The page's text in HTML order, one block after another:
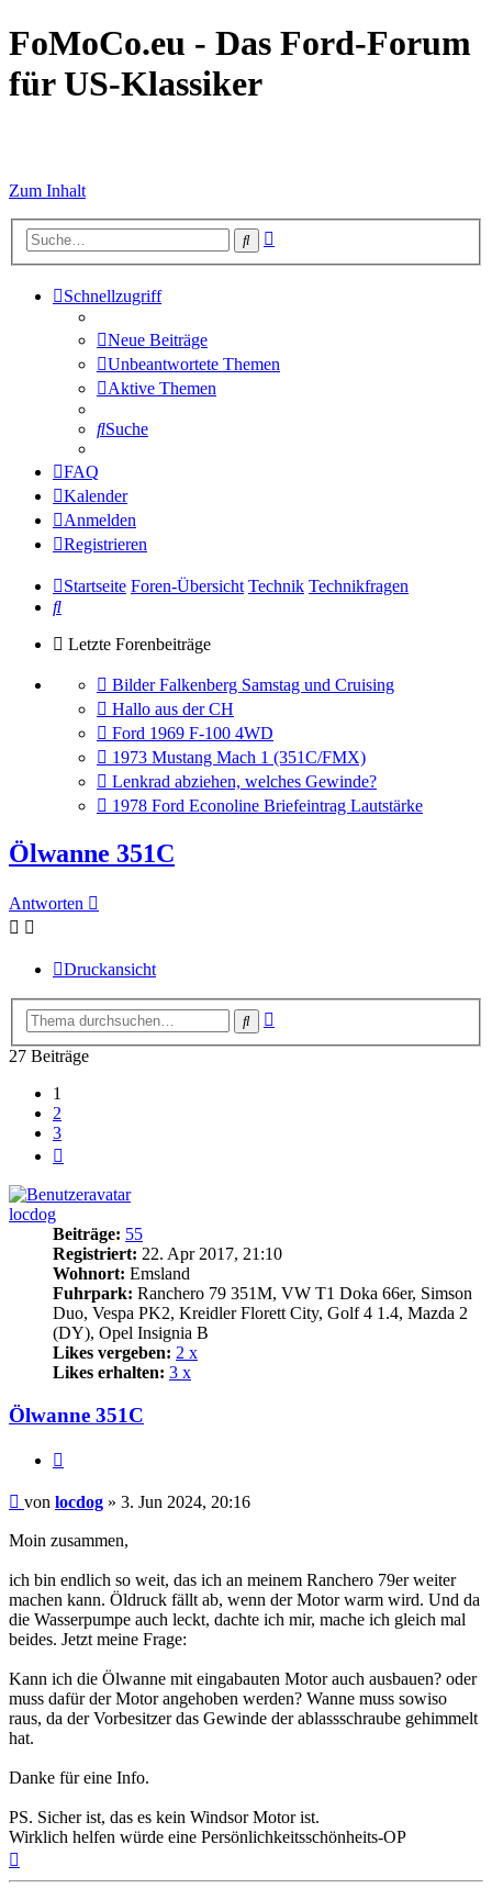
FoMoCo.eu - Das Ford-Forum
für US-Klassiker
Zum Inhalt
Suche
Schnellzugriff
Neue Beiträge
Unbeantwortete Themen
Aktive Themen
Suche
FAQ
Kalender
Anmelden
Registrieren
Startseite Foren-Übersicht Technik Technikfragen
Suche
Letzte Forenbeiträge
Gehe
zum
letzten
Beitrag
Bilder Falkenberg Samstag und Cruising
Gehe
zum
letzten
Beitrag
Hallo aus der CH
Gehe
zum
letzten
Beitrag
Ford 1969 F-100 4WD
Gehe
zum
letzten
Beitrag
1973 Mustang Mach 1 (351C/FMX)
Gehe
zum
letzten
Lenkrad abziehen, welches Gewinde?
Gehe
letzten
Beitrag
1978 Ford Econoline Briefeintrag Lautstärke
Ölwanne 351C
Antworten
Druckansicht
Suche
27 Beiträge
1
2
3
locdog
Beiträge: 55
Registriert: 22. Apr 2017, 21:10
Wohnort: Emsland
Fuhrpark: Ranchero 79 351M, VW T1 Doka 66er, Simson
Duo, Vespa PK2, Kreidler Florett City, Golf 4 1.4, Mazda 2
(DY), Opel Insignia B
Likes vergeben: 2 x
Likes erhalten: 3 x
Ölwanne 351C
Beitrag
von locdog » 3. Jun 2024, 20:16
Moin zusammen,
ich bin endlich so weit, das ich an meinem Ranchero 79er weiter
machen kann. Öldruck fällt ab, wenn der Motor warm wird. Und da
die Wasserpumpe auch leckt, dachte ich mir, mache ich gleich mal
beides. Jetzt meine Frage:
Kann ich die Ölwanne mit eingabauten Motor auch ausbauen? oder
muss dafür der Motor angehoben werden? Wanne muss sowiso
raus, da der Vorbesitzer das Gewinde der ablassschraube gehimmelt
hat.
Danke für eine Info.
PS. Sicher ist, das es kein Windsor Motor ist.
Wirklich helfen würde eine Persönlichkeitsschönheits-OP